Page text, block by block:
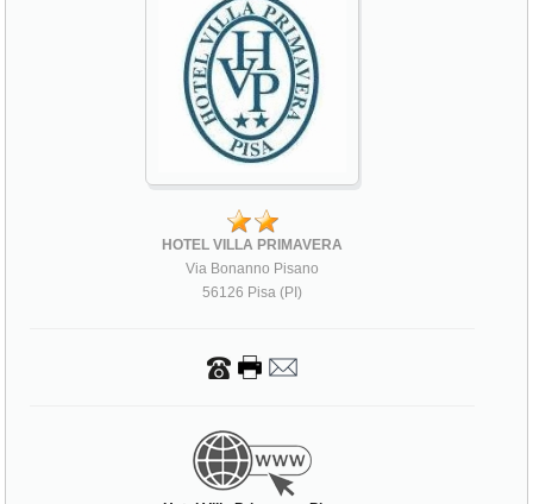
HOTEL VILLA PRIMAVERA
Via Bonanno Pisano
56126 Pisa (PI)